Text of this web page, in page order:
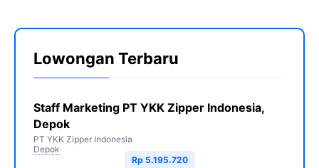
Lowongan Terbaru
Staff Marketing PT YKK Zipper Indonesia,
Depok
PT YKK Zipper Indonesia
Depok
Rp 5.195.720